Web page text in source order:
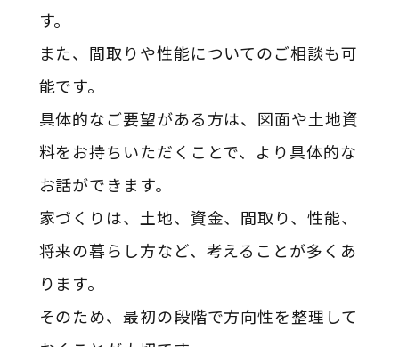
す。
また、間取りや性能についてのご相談も可
能です。
具体的なご要望がある方は、図面や土地資
料をお持ちいただくことで、より具体的な
お話ができます。
家づくりは、土地、資金、間取り、性能、
将来の暮らし方など、考えることが多くあ
ります。
そのため、最初の段階で方向性を整理して